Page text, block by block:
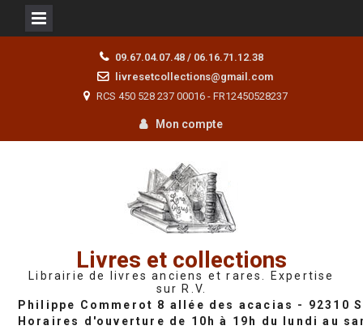
09.67.04.07.48 / 06.16.71.12.38
livresetcollections@gmail.com
RCS 450 528 237 00016 - FR12450528237
Mon compte
Livres et collections
Librairie de livres anciens et rares. Expertise
sur R.V.